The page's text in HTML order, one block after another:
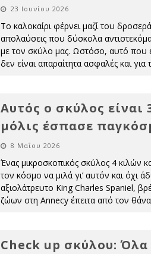
23 Ιουνίου 2026
Το καλοκαίρι φέρνει μαζί του
απολαύσεις που δύσκολα
με τον σκύλο μας. Ωστόσο, αυτό που
δεν είναι απαραίτητα ασφαλές και για
Αυτός ο σκύλος είναι
μόλις έσπασε
8 Μαΐου 2026
Ένας μικροσκοπικός σκύλος 4 κιλών
τον κόσμο να μιλά γι’ αυτόν και όχι
αξιολάτρευτο King Charles Spaniel,
ζώων στη Annecy έπειτα από τον
Check up σκύλου: